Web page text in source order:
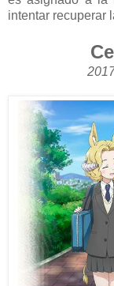
intentar recuperar